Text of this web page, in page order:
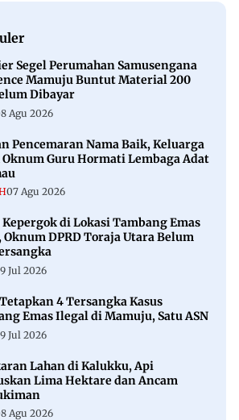
Segel Perumahan Samusengana
Mamuju Buntut Material 200
Dibayar
Agu 2026
Pencemaran Nama Baik, Keluarga
Oknum Guru Hormati Lembaga Adat
07 Agu 2026
di Lokasi Tambang Emas
DPRD Toraja Utara Belum
Jul 2026
4 Tersangka Kasus
Emas Ilegal di Mamuju, Satu ASN
Jul 2026
Lahan di Kalukku, Api
Lima Hektare dan Ancam
Agu 2026